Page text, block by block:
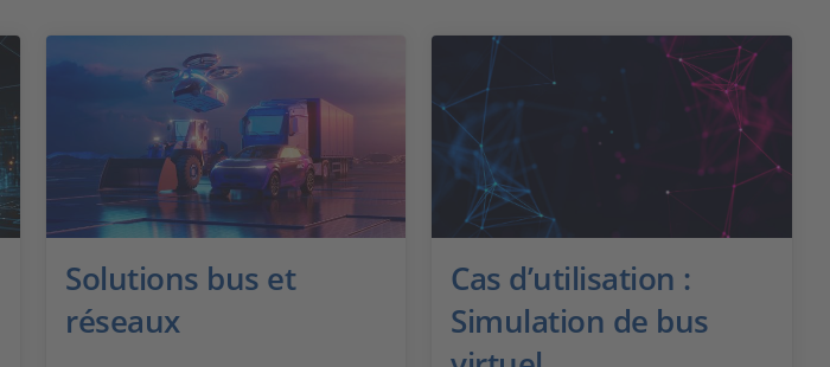
Solutions bus et
réseaux
Cas d’utilisation :
Simulation de bus